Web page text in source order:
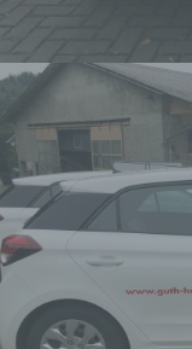
Daten
diese